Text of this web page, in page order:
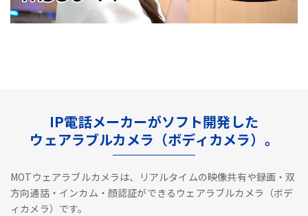
IP電話メーカーがソフト開発した
ウェアラブルカメラ（ボディカメラ）。
MOTウェアラブルカメラは、リアルタイムの映像共有や録画・双
方向通話・インカム・顔認証ができるウェアラブルカメラ（ボデ
ィカメラ）です。